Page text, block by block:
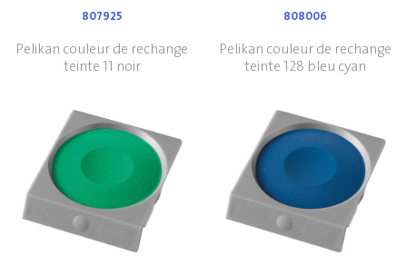
807925
Pelikan couleur de rechange
teinte 11 noir
808006
Pelikan couleur de rechange
teinte 128 bleu cyan